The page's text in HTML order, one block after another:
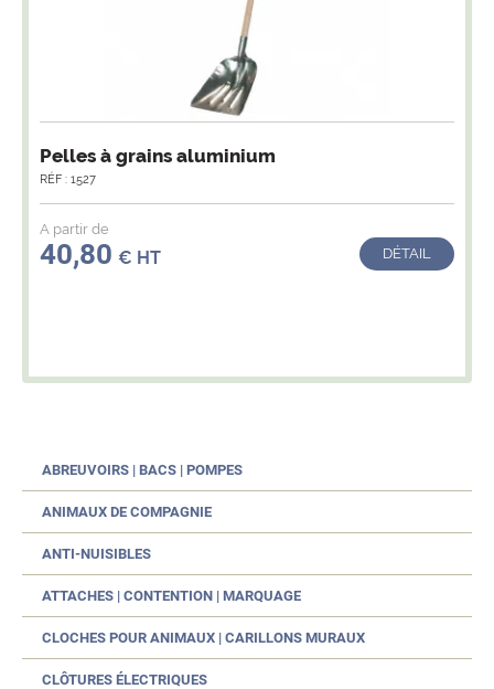
Pelles à grains aluminium
RÉF : 1527
A partir de
40,80 € HT DÉTAIL
ABREUVOIRS | BACS | POMPES
ANIMAUX DE COMPAGNIE
ANTI-NUISIBLES
ATTACHES | CONTENTION | MARQUAGE
CLOCHES POUR ANIMAUX | CARILLONS MURAUX
CLÔTURES ÉLECTRIQUES